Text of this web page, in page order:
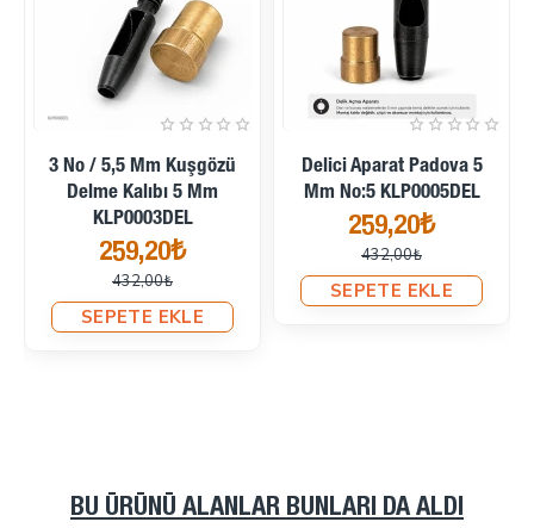
İndirimde
3 No / 5,5 Mm Kuşgözü
Delme Kalıbı 5 Mm
KLP0003DEL
259,20₺
432,00₺
SEPETE EKLE
İndirimde
Delici Aparat Padova 5
Mm No:5 KLP0005DEL
259,20₺
432,00₺
SEPETE EKLE
BU ÜRÜNÜ ALANLAR BUNLARI DA ALDI